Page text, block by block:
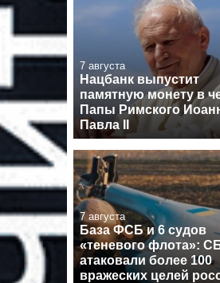
7 августа
Нацбанк выпустит
памятную монету в
Папы Римского
Павла II
7 августа
База ФСБ и 6 судов
«теневого флота»:
атаковали более 100
вражеских целей